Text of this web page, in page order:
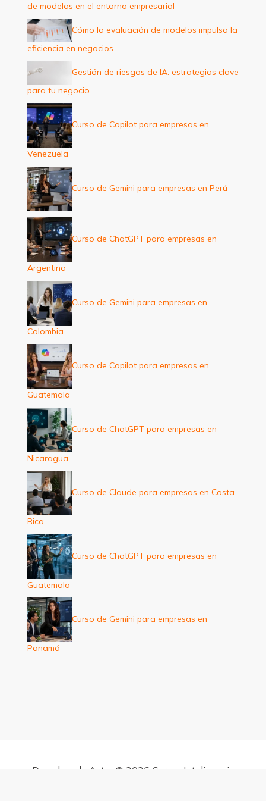
r
:
de modelos en el entorno empresarial
Cómo la evaluación de modelos impulsa la
eficiencia en negocios
Gestión de riesgos de IA: estrategias clave
para tu negocio
Curso de Copilot para empresas en
Venezuela
Curso de Gemini para empresas en Perú
Curso de ChatGPT para empresas en
Argentina
Curso de Gemini para empresas en
Colombia
Curso de Copilot para empresas en
Guatemala
Curso de ChatGPT para empresas en
Nicaragua
Curso de Claude para empresas en Costa
Rica
Curso de ChatGPT para empresas en
Guatemala
Curso de Gemini para empresas en
Panamá
Derechos de Autor © 2026 Cursos Inteligencia